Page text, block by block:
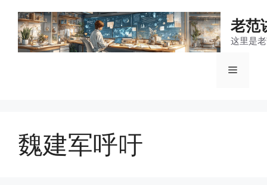
老范
这里是
菜
魏建军呼吁